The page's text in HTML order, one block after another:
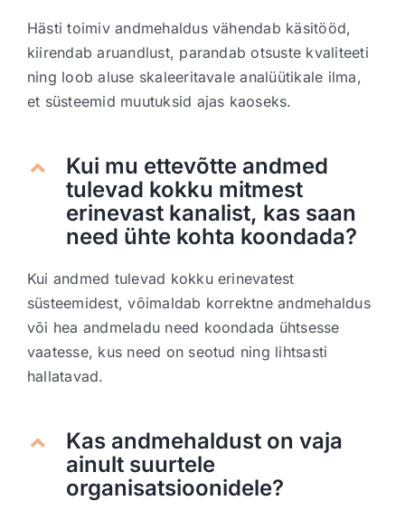
Hästi toimiv andmehaldus vähendab käsitööd,
kiirendab aruandlust, parandab otsuste kvaliteeti
ning loob aluse skaleeritavale analüütikale ilma,
et süsteemid muutuksid ajas kaoseks.
Kui mu ettevõtte andmed
tulevad kokku mitmest
erinevast kanalist, kas saan
need ühte kohta koondada?
Kui andmed tulevad kokku erinevatest
süsteemidest, võimaldab korrektne andmehaldus
või hea andmeladu need koondada ühtsesse
vaatesse, kus need on seotud ning lihtsasti
hallatavad.
Kas andmehaldust on vaja
ainult suurtele
organisatsioonidele?